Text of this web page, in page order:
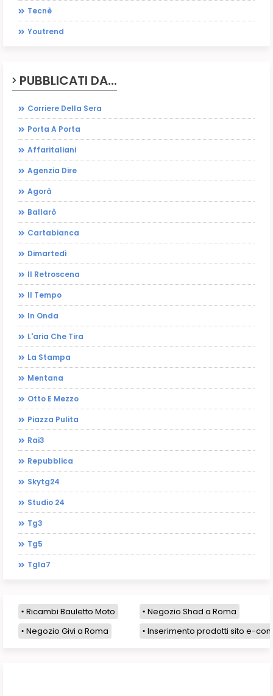
Tecnè
Youtrend
PUBBLICATI DA...
Corriere Della Sera
Porta A Porta
Affaritaliani
Agenzia Dire
Agorà
Ballarò
Cartabianca
Dimartedì
Il Retroscena
Il Tempo
In Onda
L'aria Che Tira
La Stampa
Mentana
Otto E Mezzo
Piazza Pulita
Rai3
Repubblica
Skytg24
Studio 24
Tg3
Tg5
Tgla7
Ricambi Bauletto Moto
Negozio Shad a Roma
Negozio Givi a Roma
Inserimento prodotti sito e-